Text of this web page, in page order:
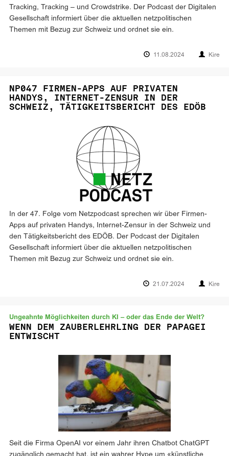
Tracking, Tracking – und Crowdstrike. Der Podcast der Digitalen
Gesellschaft informiert über die aktuellen netzpolitischen
Themen mit Bezug zur Schweiz und ordnet sie ein.
11.08.2024 Kire
NP047 FIRMEN-APPS AUF PRIVATEN
HANDYS, INTERNET-ZENSUR IN DER
SCHWEIZ, TÄTIGKEITSBERICHT DES EDÖB
In der 47. Folge vom Netzpodcast sprechen wir über Firmen-
Apps auf privaten Handys, Internet-Zensur in der Schweiz und
den Tätigkeitsbericht des EDÖB. Der Podcast der Digitalen
Gesellschaft informiert über die aktuellen netzpolitischen
Themen mit Bezug zur Schweiz und ordnet sie ein.
21.07.2024 Kire
Ungeahnte Möglichkeiten durch KI – oder das Ende der Welt?
WENN DEM ZAUBERLEHRLING DER PAPAGEI
ENTWISCHT
Seit die Firma OpenAI vor einem Jahr ihren Chatbot ChatGPT